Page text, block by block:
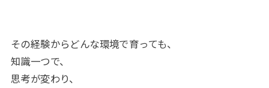
その経験からどんな環境で育っても、
知識一つで、
思考が変わり、